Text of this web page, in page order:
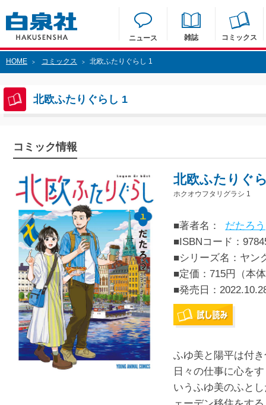
ニュース 雑誌 コミックス
HOME > コミックス > 北欧ふたりぐらし 1
北欧ふたりぐらし 1
コミック情報
北欧ふたりぐ
ホクオウフタリグラシ 1
■著者名：
だたろう
■ISBNコード：
■シリーズ名：ヤン
■定価：715円（本
■発売日：
ふゆ美と陽平は付
日々の仕事に心を
いうふゆ美のふと